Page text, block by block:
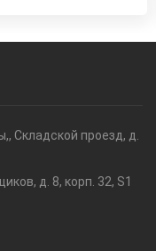
Складской проезд, д.
д. 8, корп. 32, S1